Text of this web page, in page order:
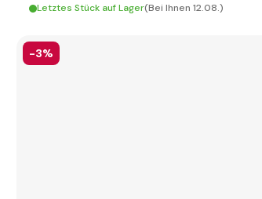
Letztes Stück auf Lager(Bei Ihnen 12.08.)
-3%